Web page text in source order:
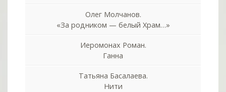
Олег Молчанов.
«За родником — белый Храм…»
Иеромонах Роман.
Ганна
Татьяна Басалаева.
Нити